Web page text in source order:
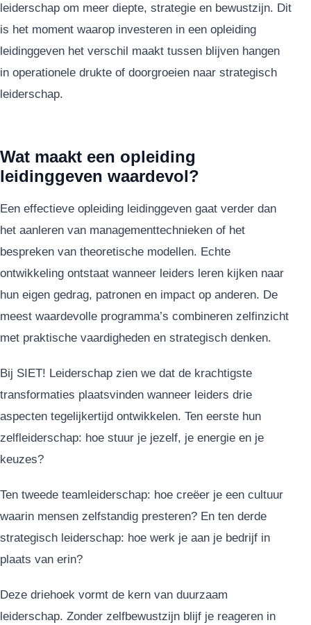
leiderschap om meer diepte, strategie en bewustzijn. Dit
is het moment waarop investeren in een opleiding
leidinggeven het verschil maakt tussen blijven hangen
in operationele drukte of doorgroeien naar strategisch
leiderschap.
Wat maakt een opleiding
leidinggeven waardevol?
Een effectieve opleiding leidinggeven gaat verder dan
het aanleren van managementtechnieken of het
bespreken van theoretische modellen. Echte
ontwikkeling ontstaat wanneer leiders leren kijken naar
hun eigen gedrag, patronen en impact op anderen. De
meest waardevolle programma’s combineren zelfinzicht
met praktische vaardigheden en strategisch denken.
Bij SIET! Leiderschap zien we dat de krachtigste
transformaties plaatsvinden wanneer leiders drie
aspecten tegelijkertijd ontwikkelen. Ten eerste hun
zelfleiderschap: hoe stuur je jezelf, je energie en je
keuzes?
Ten tweede teamleiderschap: hoe creëer je een cultuur
waarin mensen zelfstandig presteren? En ten derde
strategisch leiderschap: hoe werk je aan je bedrijf in
plaats van erin?
Deze driehoek vormt de kern van duurzaam
leiderschap. Zonder zelfbewustzijn blijf je reageren in